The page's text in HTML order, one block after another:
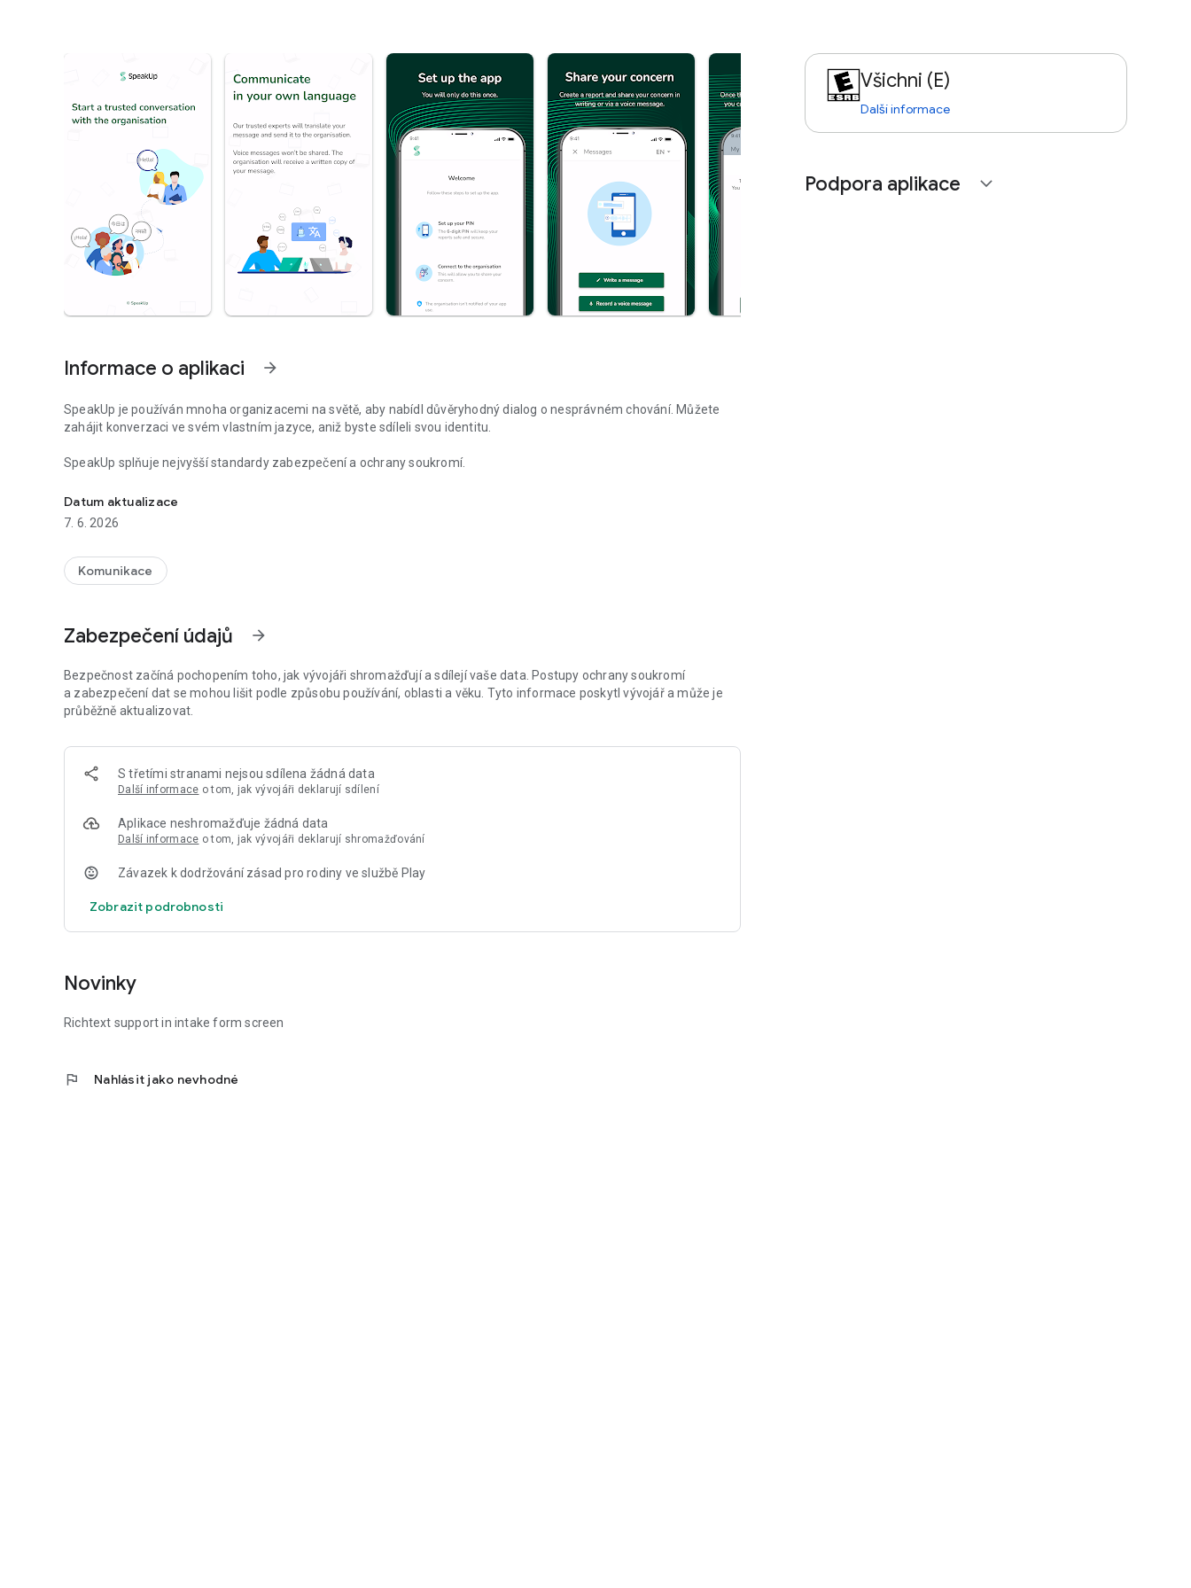
Informace o aplikaci arrow_forward
SpeakUp je používán mnoha organizacemi na světě, aby nabídl důvěryhodný dialog o nesprávném chování. Můžete
zahájit konverzaci ve svém vlastním jazyce, aniž byste sdíleli svou identitu.
SpeakUp splňuje nejvyšší standardy zabezpečení a ochrany soukromí.
Datum aktualizace
7. 6. 2026
Komunikace
Zabezpečení údajů arrow_forward
Bezpečnost začíná pochopením toho, jak vývojáři shromažďují a sdílejí vaše data. Postupy ochrany soukromí
a zabezpečení dat se mohou lišit podle způsobu používání, oblasti a věku. Tyto informace poskytl vývojář a může je
průběžně aktualizovat.
S třetími stranami nejsou sdílena žádná data
Další informace o tom, jak vývojáři deklarují sdílení
Aplikace neshromažďuje žádná data
Další informace o tom, jak vývojáři deklarují shromažďování
Závazek k dodržování zásad pro rodiny ve službě Play
Zobrazit podrobnosti
Novinky
Richtext support in intake form screen
flag Nahlásit jako nevhodné
Všichni (E)
Další informace
Podpora aplikace expand_more